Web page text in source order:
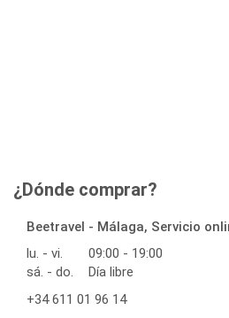
¿Dónde comprar?
Beetravel - Málaga, Servicio
lu. - vi.
09:00 - 19:00
sá. - do.
Día libre
+34 611 01 96 14